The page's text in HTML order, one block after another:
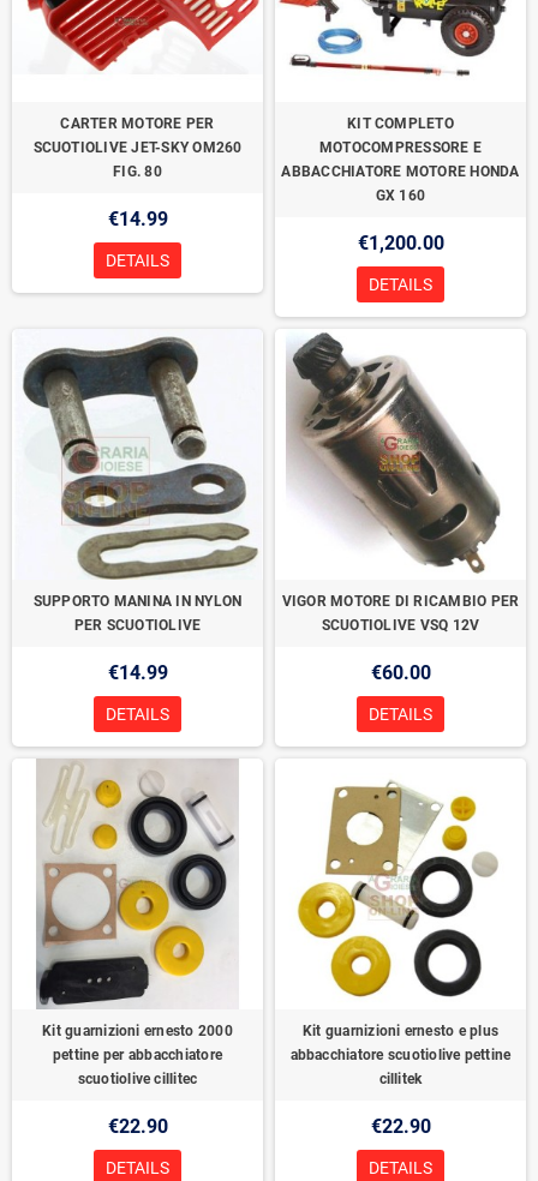
CARTER MOTORE PER
SCUOTIOLIVE JET-SKY OM260
FIG. 80
€14.99
DETAILS
KIT COMPLETO
MOTOCOMPRESSORE E
ABBACCHIATORE MOTORE HONDA
GX 160
€1,200.00
DETAILS
SUPPORTO MANINA IN NYLON
PER SCUOTIOLIVE
€14.99
DETAILS
VIGOR MOTORE DI RICAMBIO PER
SCUOTIOLIVE VSQ 12V
€60.00
DETAILS
Kit guarnizioni ernesto 2000
pettine per abbacchiatore
scuotiolive cillitec
€22.90
DETAILS
Kit guarnizioni ernesto e plus
abbacchiatore scuotiolive pettine
cillitek
€22.90
DETAILS